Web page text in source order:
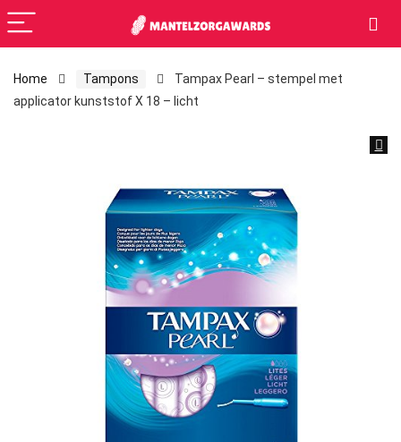
Home Tampons
Tampax Pearl – stempel met
applicator kunststof X 18 – licht